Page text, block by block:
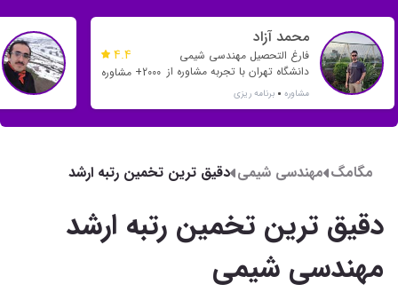
محمد آزاد
فارغ التحصیل مهندسی شیمی
دانشگاه تهران با تجربه مشاوره از
سال 1397 و هدایت بسیاری از
رتبه های یک رقمی و دو رقمی
مشاوره برنامه ریزی
4.4
2000+ مشاوره
مگامگ مهندسی شیمی دقیق ترین تخمین رتبه ارشد
دقیق ترین تخمین رتبه ارشد
مهندسی شیمی